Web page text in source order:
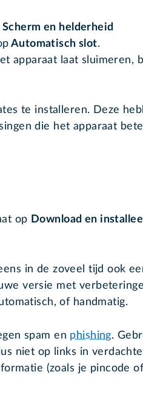
Scherm en helderheid
Automatisch slot.
apparaat laat sluimeren,
te installeren. Deze
die het apparaat
op Download en
in de zoveel tijd ook
versie met
of handmatig.
spam en phishing.
niet op links in
(zoals je pincode of